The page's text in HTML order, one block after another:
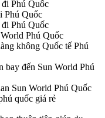
Phú Quốc
Phú Quốc
Phú Quốc
Phú Quốc
không Quốc tế Phú
bay đến Sun World Phú
Sun World Phú Quốc
quốc giá rẻ